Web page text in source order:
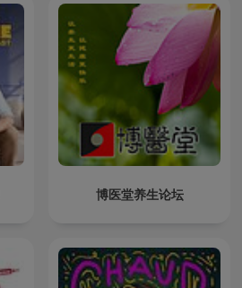
博医堂养生论坛